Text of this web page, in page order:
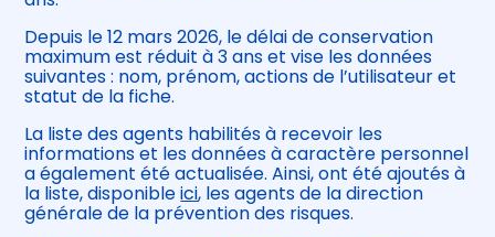
Depuis le 12 mars 2026, le délai de conservation
maximum est réduit à 3 ans et vise les données
suivantes : nom, prénom, actions de l’utilisateur et
statut de la fiche.
La liste des agents habilités à recevoir les
informations et les données à caractère personnel
a également été actualisée. Ainsi, ont été ajoutés à
la liste, disponibleici, les agents de la direction
générale de la prévention des risques.